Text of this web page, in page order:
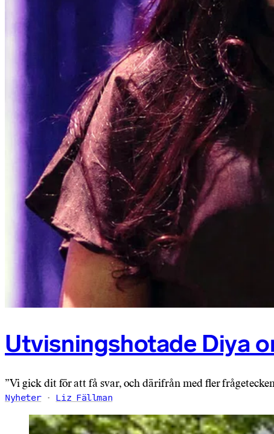
Utvisningshotade Diya
”Vi gick dit för att få svar, och därifrån med fler
Nyheter Liz Fällman